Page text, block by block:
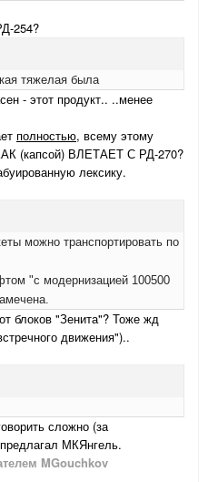
254?
тяжелая была
- этот продукт.. ..менее
полностью, всему этому
(капсой) ВЛЕТАЕТ С РД-270?
лексику.
можно транспортировать по
"с модернизацией 100500
блоков "Зенита"? Тоже жд
движения")..
сложно (за
МКЯнгель.
MGouchkov